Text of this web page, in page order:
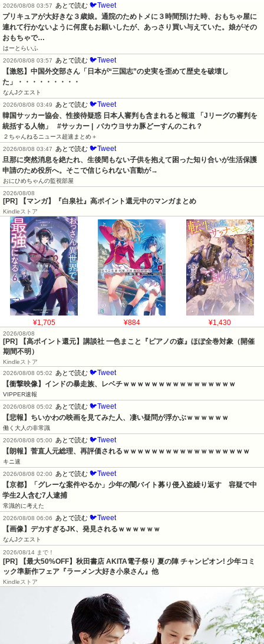
2026/08/08 03:57
あとで読む 🐦Tweet
プリキュアが大好きな３歳娘。通院のためトメに３時間預けた時、おもちゃ屋に
連れて行かないように何度もお願いしたが、あっさり買い与えていた。娘がその
おもちゃで…
はーとらいふ
2026/08/08 03:57
あとで読む 🐦Tweet
【激怒】中国外交部さん「日本が“三国志”の史実を歪めて歴史を破壊し
た」・・・・・・・・・
なんJクエスト
2026/08/08 03:49
あとで読む 🐦Tweet
韓国サッカー協会、性接待疑惑 日本人審判も含まれると報道 「Jリーグの審判を
統括する人物」   #サッカー |  バカウヨサカ豚どーすんのこれ？
２ちゃんねるニュース超速まとめ＋
2026/08/08 03:47
あとで読む 🐦Tweet
旦那に突然消息を絶たれ、生後間もない子供を抱えて困った知り合いが生活保護
申請のため役所へ。そこで信じられない言動が→
おにひめちゃんの監視部屋
2026/08/08
[PR] 【マンガ】『白泉社』高ポイント還元中のマンガまとめ
Kindleストア
¥1,705 ¥884 ¥1,430
2026/08/08
[PR]
【高ポイント還元】講談社 一色まこと『ピアノの森』ほぼ全巻対象（開催
期間不明）
Kindleストア
2026/08/08 05:02
あとで読む 🐦Tweet
【衝撃映像】インドの暴走族、レベチｗｗｗｗｗｗｗｗｗｗｗｗｗｗｗｗ
VIPPER速報
2026/08/08 05:02
あとで読む 🐦Tweet
【悲報】ちいかわの映画を見てみた人、凄い疑問が浮かぶｗｗｗｗｗｗ
働く大人の非常識
2026/08/08 05:00
あとで読む 🐦Tweet
【朗報】菅直人元総理、再評価されるｗｗｗｗｗｗｗｗｗｗｗｗｗｗｗｗｗｗ
キニ速
2026/08/08 02:00
あとで読む 🐦Tweet
【京都】「グレーな案件やるか」少年の闇バイト募り侵入盗繰り返す　容疑で中
学生2人含む7人逮捕
常識的に考えた
2026/08/08 06:06
あとで読む 🐦Tweet
【画像】デカすぎるJK、発見されるｗｗｗｗｗｗ
なんJクエスト
2026/08/14 まで！
[PR] 【最大50%OFF】秋田書店 AKITA電子祭り 夏の陣 チャンピオン! 少年コミ
ック準新作フェア『ラーメン大好き小泉さん』他
Kindleストア